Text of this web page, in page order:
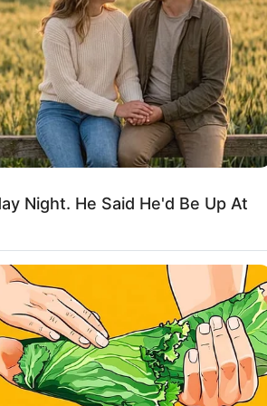
Ngakak, 10 Potret
Murah Pakai Bahan
Mainstream, 10 Cara
Barang Belanjaan
Warga Thailand
Night. He Said He'd Be Up At